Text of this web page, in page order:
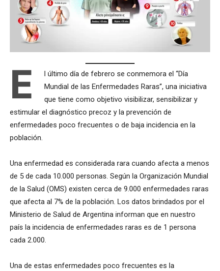
E
l último día de febrero se conmemora el “Día
Mundial de las Enfermedades Raras”, una iniciativa
que tiene como objetivo visibilizar, sensibilizar y
estimular el diagnóstico precoz y la prevención de
enfermedades poco frecuentes o de baja incidencia en la
población.
Una enfermedad es considerada rara cuando afecta a menos
de 5 de cada 10.000 personas. Según la Organización Mundial
de la Salud (OMS) existen cerca de 9.000 enfermedades raras
que afecta al 7% de la población. Los datos brindados por el
Ministerio de Salud de Argentina informan que en nuestro
país la incidencia de enfermedades raras es de 1 persona
cada 2.000.
Una de estas enfermedades poco frecuentes es la